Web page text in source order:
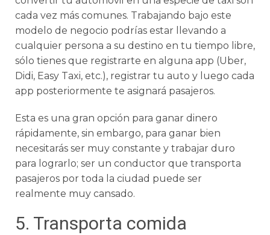
cada vez más comunes. Trabajando bajo este
modelo de negocio podrías estar llevando a
cualquier persona a su destino en tu tiempo libre,
sólo tienes que registrarte en alguna app (Uber,
Didi, Easy Taxi, etc.), registrar tu auto y luego cada
app posteriormente te asignará pasajeros.
Esta es una gran opción para ganar dinero
rápidamente, sin embargo, para ganar bien
necesitarás ser muy constante y trabajar duro
para lograrlo; ser un conductor que transporta
pasajeros por toda la ciudad puede ser
realmente muy cansado.
5. Transporta comida